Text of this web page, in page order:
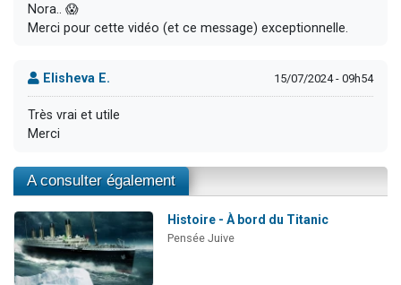
Nora.. 😱
Merci pour cette vidéo (et ce message) exceptionnelle.
Elisheva E. 15/07/2024 - 09h54
Très vrai et utile
Merci
A consulter également
Histoire - À bord du Titanic
Pensée Juive